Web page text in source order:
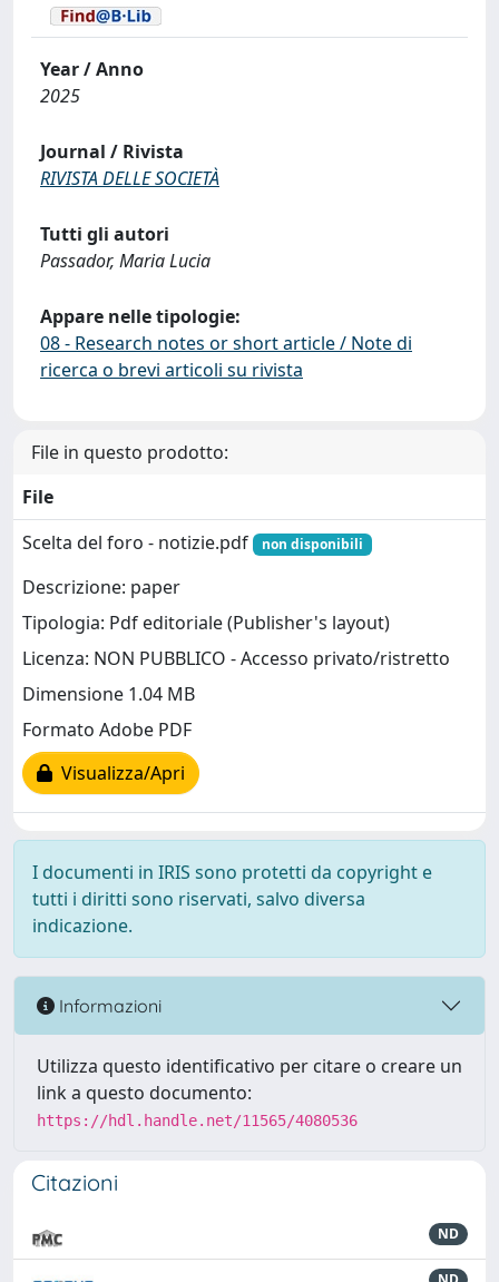
Year / Anno
2025
Journal / Rivista
RIVISTA DELLE SOCIETÀ
Tutti gli autori
Passador, Maria Lucia
Appare nelle tipologie:
08 - Research notes or short article / Note di
ricerca o brevi articoli su rivista
File in questo prodotto:
File
Scelta del foro - notizie.pdf
non disponibili
Descrizione: paper
Tipologia: Pdf editoriale (Publisher's layout)
Licenza: NON PUBBLICO - Accesso privato/ristretto
Dimensione 1.04 MB
Formato Adobe PDF
Visualizza/Apri
I documenti in IRIS sono protetti da copyright e
tutti i diritti sono riservati, salvo diversa
indicazione.
Informazioni
Utilizza questo identificativo per citare o creare un
link a questo documento:
https://hdl.handle.net/11565/4080536
Citazioni
ND